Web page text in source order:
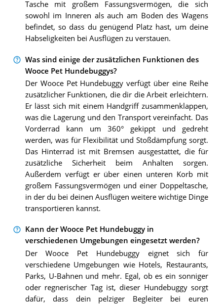
Tasche mit großem Fassungsvermögen, die sich
sowohl im Inneren als auch am Boden des Wagens
befindet, so dass du genügend Platz hast, um deine
Habseligkeiten bei Ausflügen zu verstauen.
Was sind einige der zusätzlichen Funktionen des
Wooce Pet Hundebuggys?
Der Wooce Pet Hundebuggy verfügt über eine Reihe
zusätzlicher Funktionen, die dir die Arbeit erleichtern.
Er lässt sich mit einem Handgriff zusammenklappen,
was die Lagerung und den Transport vereinfacht. Das
Vorderrad kann um 360° gekippt und gedreht
werden, was für Flexibilität und Stoßdämpfung sorgt.
Das Hinterrad ist mit Bremsen ausgestattet, die für
zusätzliche Sicherheit beim Anhalten sorgen.
Außerdem verfügt er über einen unteren Korb mit
großem Fassungsvermögen und einer Doppeltasche,
in der du bei deinen Ausflügen weitere wichtige Dinge
transportieren kannst.
Kann der Wooce Pet Hundebuggy in
verschiedenen Umgebungen eingesetzt werden?
Der Wooce Pet Hundebuggy eignet sich für
verschiedene Umgebungen wie Hotels, Restaurants,
Parks, U-Bahnen und mehr. Egal, ob es ein sonniger
oder regnerischer Tag ist, dieser Hundebuggy sorgt
dafür, dass dein pelziger Begleiter bei euren